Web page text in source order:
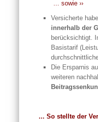
... sowie ››
Versicherte
innerhalb der
berücksichtigt.
Basistarif
Die Ersparnis
weiteren
... So stellte der